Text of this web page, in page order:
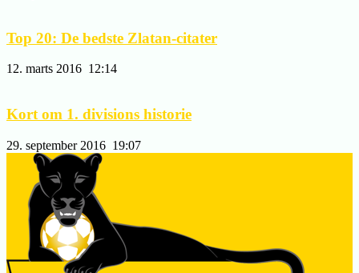
Top 20: De bedste Zlatan-citater
12. marts 2016 12:14
Kort om 1. divisions historie
29. september 2016 19:07